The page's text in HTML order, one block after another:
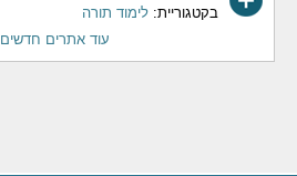
בקטגוריית: לימוד תורה
עוד אתרים חדשים